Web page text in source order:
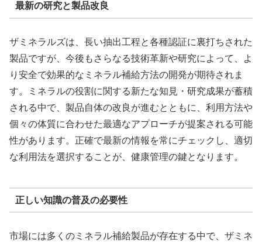
最新の研究と製品改良
ザミネラルズは、長い抽出工程と各種認証に裏打ちされた
製品ですが、今後もさらなる技術革新や研究によって、よ
り安全で効果的なミネラル補給方法の開発が期待されま
す。ミネラルの役割に関する新たな知見・研究成果が蓄積
される中で、製品自体の改良が進むとともに、利用方法や
個々の体質に合わせた最適なアプローチが提案される可能
性があります。正確で最新の情報を常にチェックし、適切
な利用法を選択することが、健康管理の鍵となります。
正しい知識の普及の必要性
市場には多くのミネラル補給製品が存在する中で、ザミネ